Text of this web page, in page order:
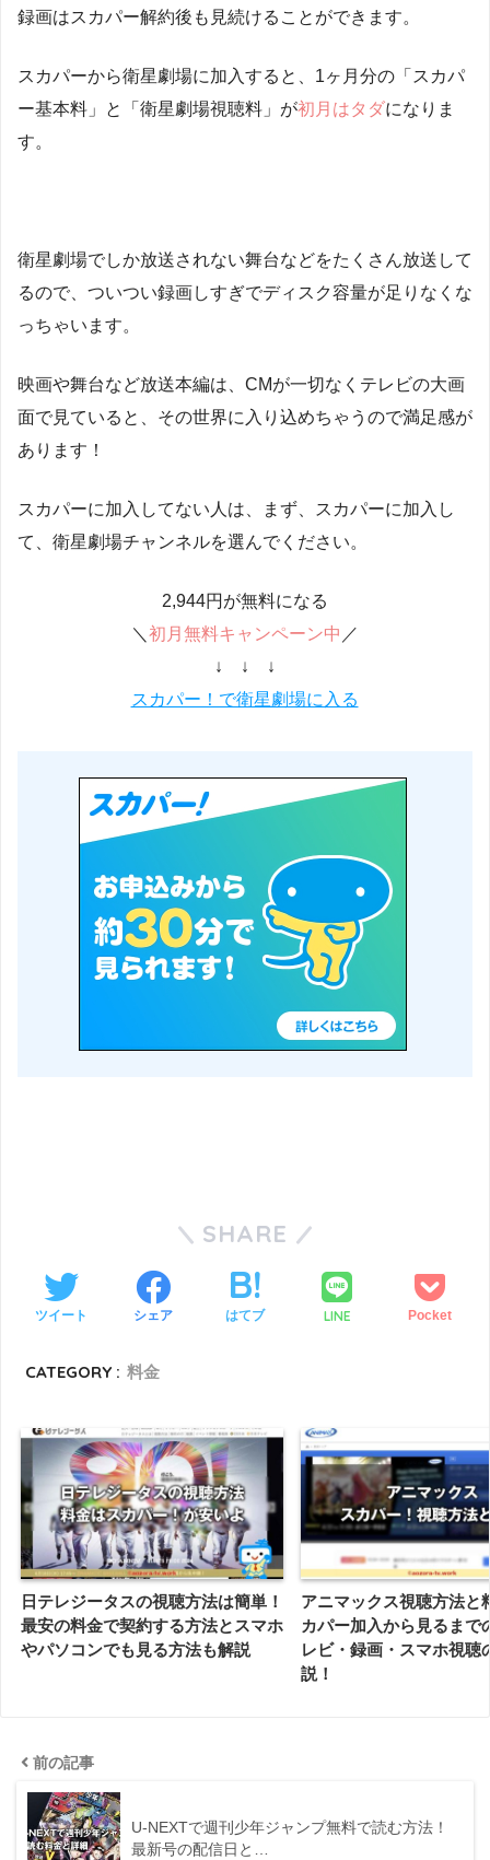
録画はスカパー解約後も見続けることができます。
スカパーから衛星劇場に加入すると、1ヶ月分の「スカパ
ー基本料」と「衛星劇場視聴料」が初月はタダになりま
す。
衛星劇場でしか放送されない舞台などをたくさん放送して
るので、ついつい録画しすぎでディスク容量が足りなくな
っちゃいます。
映画や舞台など放送本編は、CMが一切なくテレビの大画
面で見ていると、その世界に入り込めちゃうので満足感が
あります！
スカパーに加入してない人は、まず、スカパーに加入し
て、衛星劇場チャンネルを選んでください。
2,944円が無料になる
＼ 初月無料キャンペーン中 ／
↓ ↓ ↓
スカパー！で衛星劇場に入る
SHARE
ツイート シェア はてブ LINE Pocket
CATEGORY : 料金
日テレジータスの視聴方法は簡単！
最安の料金で契約する方法とスマホ
やパソコンでも見る方法も解説
アニマックス視聴方法と
カパー加入から見るまで
レビ・録画・スマホ視聴
説！
前の記事
U-NEXTで週刊少年ジャンプ無料で読む方法！
最新号の配信日と…